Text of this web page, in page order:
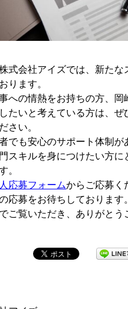
式会社アイズでは、新たな
ります。
への情熱をお持ちの方、岡
たいと考えている方は、ぜ
さい。
でも安心のサポート体制が
スキルを身につけたい方に
。
応募フォームからご応募く
応募をお待ちしております。
ご覧いただき、ありがとう